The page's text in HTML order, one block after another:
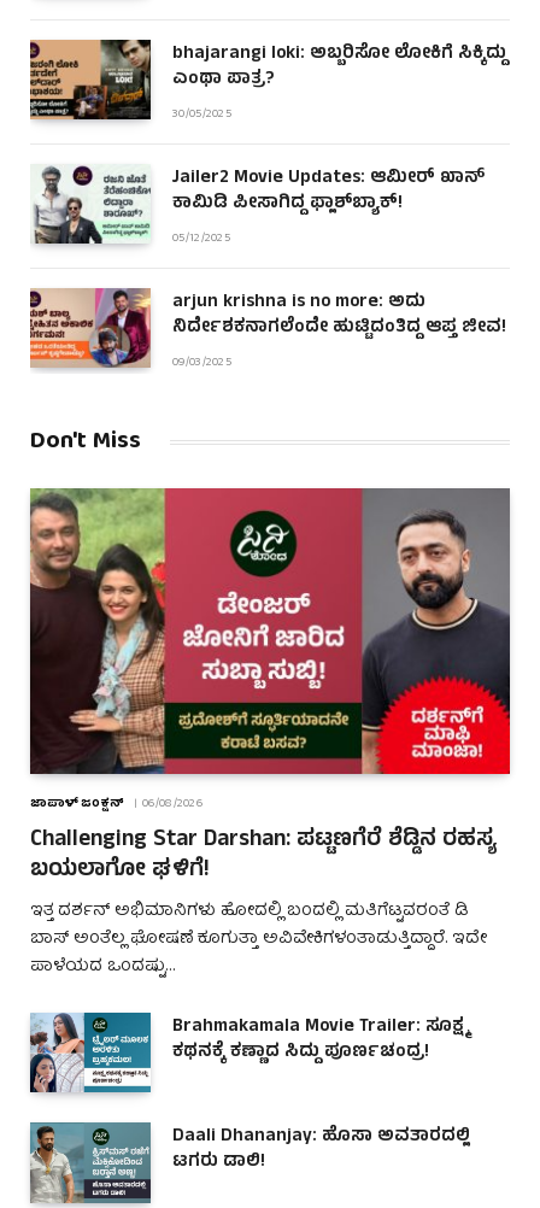
bhajarangi loki: ಅಬ್ಬರಿಸೋ ಲೋಕಿಗೆ ಸಿಕ್ಕಿದ್ದು
ಎಂಥಾ ಪಾತ್ರ?
30/05/2025
Jailer2 Movie Updates: ಆಮೀರ್ ಖಾನ್
ಕಾಮಿಡಿ ಪೀಸಾಗಿದ್ದ ಫ್ಲಾಶ್‌ಬ್ಯಾಕ್!
05/12/2025
arjun krishna is no more: ಅದು
ನಿರ್ದೇಶಕನಾಗಲೆಂದೇ ಹುಟ್ಟಿದಂತಿದ್ದ ಆಪ್ತ ಜೀವ!
09/03/2025
Don't Miss
ಜಾಪಾಳ್ ಜಂಕ್ಷನ್ 06/08/2026
Challenging Star Darshan: ಪಟ್ಟಣಗೆರೆ ಶೆಡ್ಡಿನ ರಹಸ್ಯ
ಬಯಲಾಗೋ ಘಳಿಗೆ!
ಇತ್ತ ದರ್ಶನ್ ಅಭಿಮಾನಿಗಳು ಹೋದಲ್ಲಿ ಬಂದಲ್ಲಿ ಮತಿಗೆಟ್ಟವರಂತೆ ಡಿ
ಬಾಸ್ ಅಂತೆಲ್ಲ ಘೋಷಣೆ ಕೂಗುತ್ತಾ ಅವಿವೇಕಿಗಳಂತಾಡುತ್ತಿದ್ದಾರೆ. ಇದೇ
ಪಾಳೆಯದ ಒಂದಷ್ಟು…
Brahmakamala Movie Trailer: ಸೂಕ್ಷ್ಮ
ಕಥನಕ್ಕೆ ಕಣ್ಣಾದ ಸಿದ್ದು ಪೂರ್ಣಚಂದ್ರ!
Daali Dhananjay: ಹೊಸಾ ಅವತಾರದಲ್ಲಿ
ಟಗರು ಡಾಲಿ!